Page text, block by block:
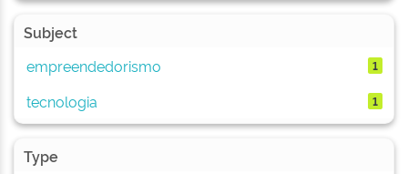
Subject
empreendedorismo
1
tecnologia 1
Type